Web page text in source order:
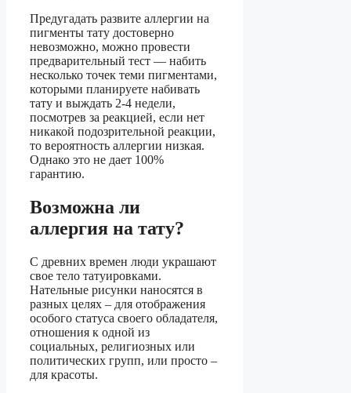
Предугадать развите аллергии на
пигменты тату достоверно
невозможно, можно провести
предварительный тест — набить
несколько точек теми пигментами,
которыми планируете набивать
тату и выждать 2-4 недели,
посмотрев за реакцией, если нет
никакой подозрительной реакции,
то вероятность аллергии низкая.
Однако это не дает 100%
гарантию.
Возможна ли
аллергия на тату?
С древних времен люди украшают
свое тело татуировками.
Нательные рисунки наносятся в
разных целях – для отображения
особого статуса своего обладателя,
отношения к одной из
социальных, религиозных или
политических групп, или просто –
для красоты.